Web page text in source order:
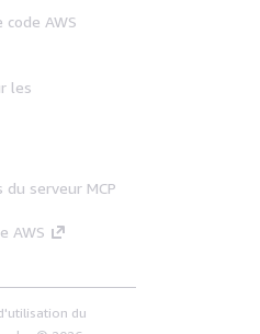
AWS
les
serveur MCP
AWS
du